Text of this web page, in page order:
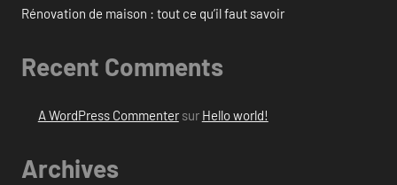
Rénovation de maison : tout ce qu’il faut savoir
Recent Comments
A WordPress Commentersur Hello world!
Archives